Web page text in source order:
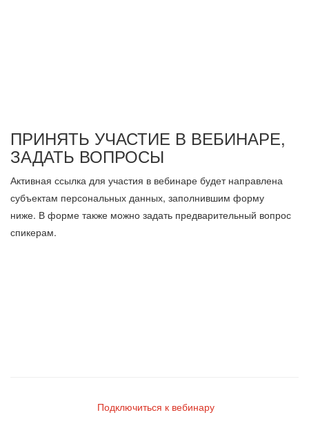
ПРИНЯТЬ УЧАСТИЕ В ВЕБИНАРЕ,
ЗАДАТЬ ВОПРОСЫ
Активная ссылка для участия в вебинаре будет направлена
субъектам персональных данных, заполнившим форму
ниже. В форме также можно задать предварительный вопрос
спикерам.
Подключиться к вебинару